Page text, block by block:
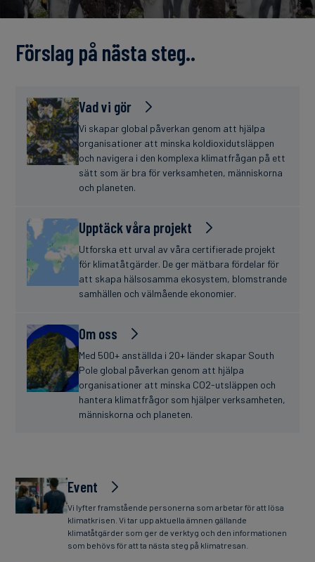
finanser
Förslag på nästa steg..
Vad vi gör
Vi skapar global påverkan genom att hjälpa
organisationer att minska koldioxidutsläppen
och navigera i den komplexa klimatfrågan på ett
sätt som är bra för verksamheten, människorna
och planeten.
Upptäck våra projekt
Utforska ett urval av våra certifierade projekt
för klimatåtgärder. De ger mätbara fördelar för
att skapa hälsosamma ekosystem, blomstrande
samhällen och välmående ekonomier.
Om oss
Med 500+ anställda i 20+ länder skapar South
Pole global påverkan genom att hjälpa
organisationer att minska CO2-utsläppen och
hantera klimatfrågor som hjälper verksamheten,
människorna och planeten.
Event
Vi lyfter framstående personerna som arbetar för att lösa
klimatkrisen. Vi tar upp aktuella ämnen gällande
klimatåtgärder som ger de verktyg och den informationen
som behövs för att ta nästa steg på klimatresan.